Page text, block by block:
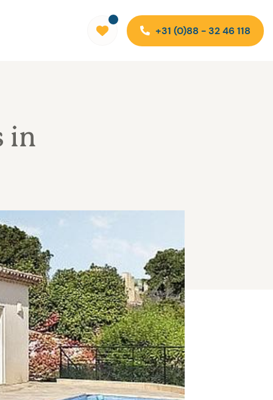
+31 (0)88 - 32 46 118
in